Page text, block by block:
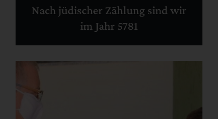
Nach jüdischer Zählung sind wir
im Jahr 5781